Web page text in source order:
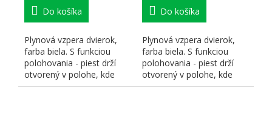
Do košíka
Plynová vzpera dvierok,
farba biela. S funkciou
polohovania - piest drží
otvorený v polohe, kde
dvierka pri otváraní...
Do košíka
Plynová vzpera dvierok,
farba biela. S funkciou
polohovania - piest drží
otvorený v polohe, kde
dvierka pri otváraní...